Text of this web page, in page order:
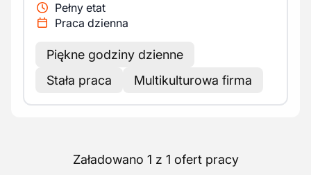
Pełny etat
Praca dzienna
Piękne godziny dzienne
Stała praca
Multikulturowa firma
Załadowano 1 z 1 ofert pracy